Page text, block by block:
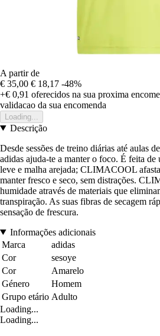
A partir de
€ 35,00 € 18,17 -48%
+€ 0,91 oferecidos na sua proxima
validacao da sua encomenda
Loading...
Descrição
Desde sessões de treino diárias até aulas
adidas ajuda-te a manter o foco. É feita de
leve e malha arejada; CLIMACOOL
manter fresco e seco, sem distrações.
humidade através de materiais que
transpiração. As suas fibras de secagem
sensação de frescura.
Informações adicionais
Marca
adidas
Cor
sesoye
Cor
Amarelo
Género
Homem
Grupo etário Adulto
Loading...
Loading...